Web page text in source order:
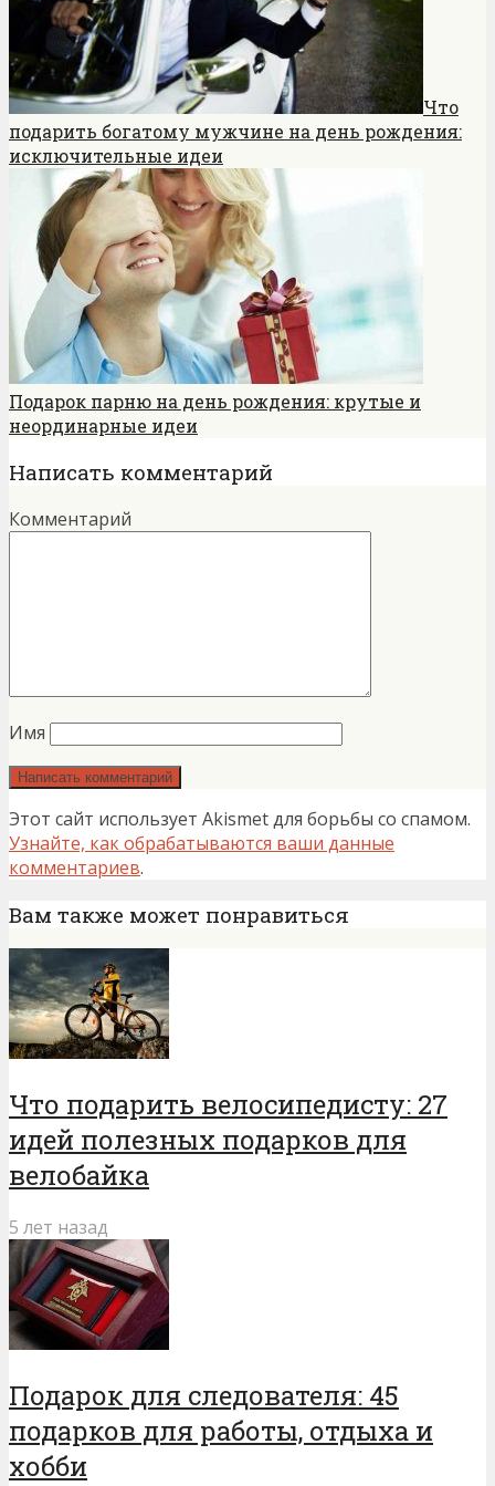
Что
подарить богатому мужчине на день рождения:
исключительные идеи
Подарок парню на день рождения: крутые и
неординарные идеи
Написать комментарий
Комментарий
Имя
Этот сайт использует Akismet для борьбы со спамом.
Узнайте, как обрабатываются ваши данные
комментариев.
Вам также может понравиться
Что подарить велосипедисту: 27
идей полезных подарков для
велобайка
5 лет назад
Подарок для следователя: 45
подарков для работы, отдыха и
хобби